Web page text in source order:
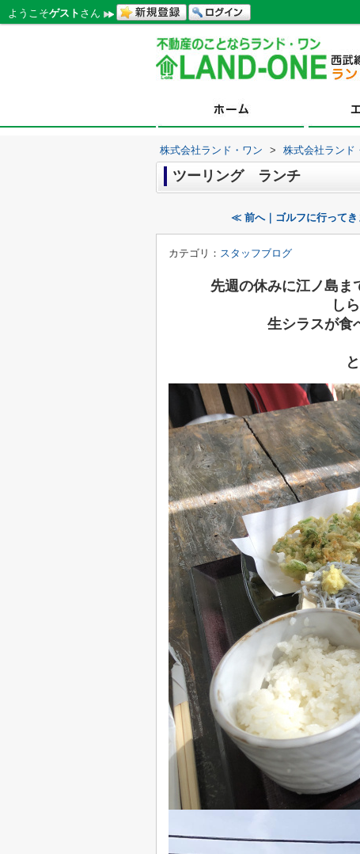
ようこそゲスト さん
株式会社ランド・ワン > 株式会社ランド
ツーリング ランチ
≪ 前へ｜ゴルフに行ってき
カテゴリ： スタッフブログ
先週の休みに江ノ島ま
し
生シラスが食